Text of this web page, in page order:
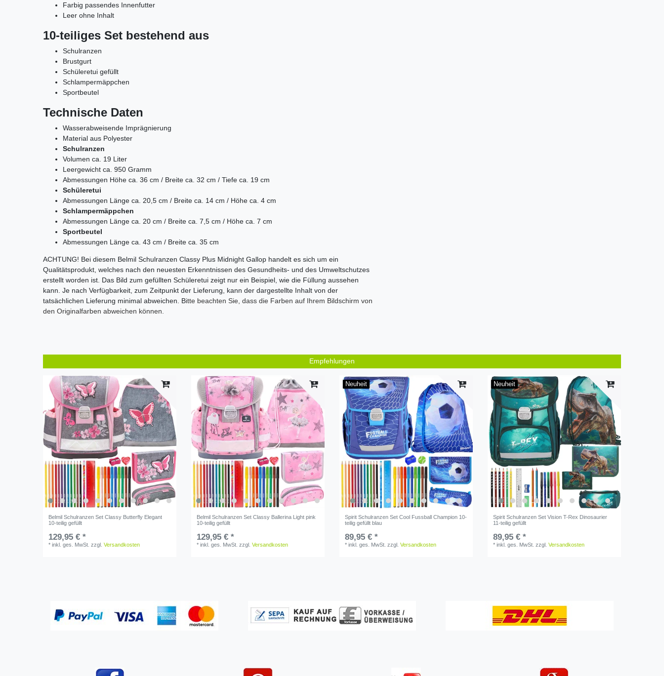
Farbig passendes Innenfutter
Leer ohne Inhalt
10-teiliges Set bestehend aus
Schulranzen
Brustgurt
Schüleretui gefüllt
Schlampermäppchen
Sportbeutel
Technische Daten
Wasserabweisende Imprägnierung
Material aus Polyester
Schulranzen
Volumen ca. 19 Liter
Leergewicht ca. 950 Gramm
Abmessungen Höhe ca. 36 cm / Breite ca. 32 cm / Tiefe ca. 19 cm
Schüleretui
Abmessungen Länge ca. 20,5 cm / Breite ca. 14 cm / Höhe ca. 4 cm
Schlampermäppchen
Abmessungen Länge ca. 20 cm / Breite ca. 7,5 cm / Höhe ca. 7 cm
Sportbeutel
Abmessungen Länge ca. 43 cm / Breite ca. 35 cm
ACHTUNG! Bei diesem Belmil Schulranzen Classy Plus Midnight Gallop handelt es sich um ein
Qualitätsprodukt, welches nach den neuesten Erkenntnissen des Gesundheits- und des Umweltschutzes
erstellt worden ist. Das Bild zum gefüllten Schüleretui zeigt nur ein Beispiel, wie die Füllung aussehen
kann. Je nach Verfügbarkeit, zum Zeitpunkt der Lieferung, kann der dargestellte Inhalt von der
tatsächlichen Lieferung minimal abweichen. Bitte beachten Sie, dass die Farben auf Ihrem Bildschirm von
den Originalfarben abweichen können.
Empfehlungen
Belmil Schulranzen Set Classy Butterfly Elegant
10-teilig gefüllt
129,95 € *
*inkl. ges. MwSt. zzgl.Versandkosten
Belmil Schulranzen Set Classy Ballerina Light pink
10-teilig gefüllt
129,95 € *
*inkl. ges. MwSt. zzgl.Versandkosten
Neuheit
Spirit Schulranzen Set Cool Fussball Champion 10-
teilig gefüllt blau
89,95 € *
*inkl. ges. MwSt. zzgl.Versandkosten
Neuheit
Spirit Schulranzen Set Vision T-Rex Dinosaurier
11-teilig gefüllt
89,95 € *
*inkl. ges. MwSt. zzgl.Versandkosten